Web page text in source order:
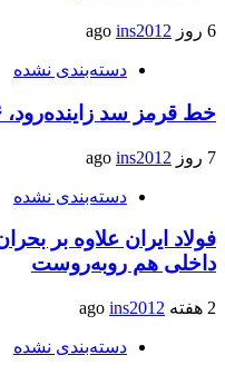
6 روز ago ins2012
دسته‌بندی نشده
خط قرمز سد زاینده‌رود، ۲۳۶ میلیون مترمکعب است
7 روز ago ins2012
دسته‌بندی نشده
فولاد ایران علاوه بر
داخلی هم روبه‌روست
2 هفته ago ins2012
دسته‌بندی نشده